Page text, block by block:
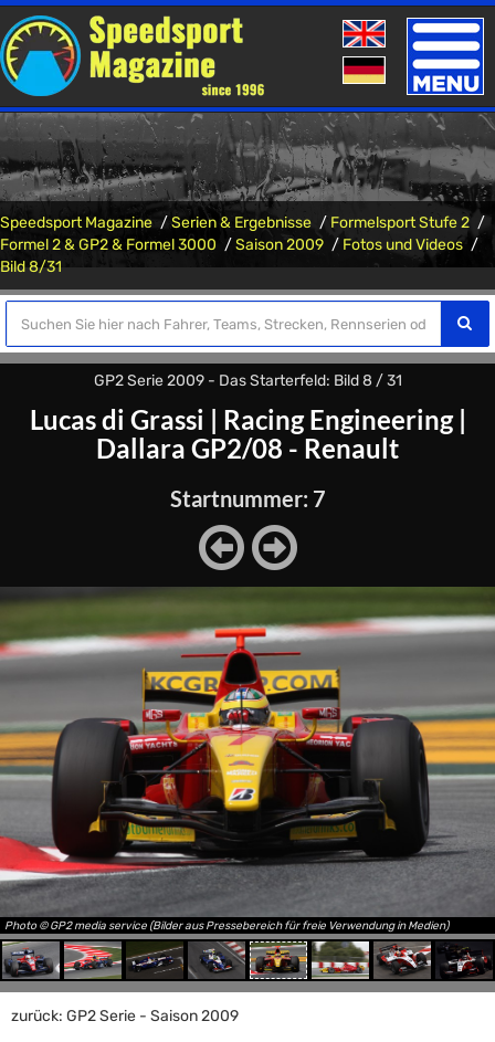
Toggle
Speedsport Magazine Serien & Ergebnisse
Formelsport Stufe 2
Formel 2 & GP2 & Formel 3000
Saison 2009
Fotos und Videos
Bild 8/31
GP2 Serie 2009 - Das Starterfeld: Bild 8 / 31
Lucas di Grassi | Racing Engineering|
Dallara GP2/08 - Renault
Startnummer: 7
Photo © GP2 media service (Bilder aus Pressebereich für freie Verwendung in Medien)
zurück: GP2 Serie - Saison 2009